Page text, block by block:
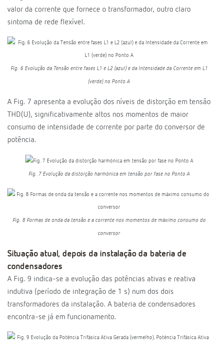
valor da corrente que fornece o transformador, outro claro
sintoma de rede flexível.
Fig. 6 Evolução da Tensão entre fases L1 e L2 (azul) e da Intensidade da Corrente em L1
(verde) no Ponto A
A Fig. 7 apresenta a evolução dos níveis de distorção em tensão
THD(U), significativamente altos nos momentos de maior
consumo de intensidade de corrente por parte do conversor de
potência.
Fig. 7 Evolução da distorção harmónica em tensão por fase no Ponto A
Fig. 8 Formas de onda da tensão e a corrente nos momentos de máximo consumo do
conversor
Situação atual, depois da instalação da bateria de
condensadores
A Fig. 9 indica-se a evolução das potências ativas e reativa
indutiva (período de integração de 1 s) num dos dois
transformadores da instalação. A bateria de condensadores
encontra-se já em funcionamento.